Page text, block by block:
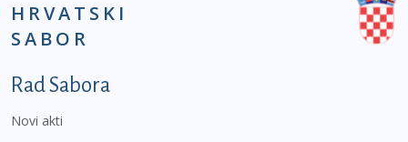
HRVATSKI
SABOR
Podnožje prvi izbornik
Rad Sabora
Novi akti